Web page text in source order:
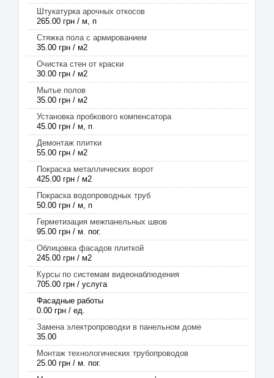
Штукатурка арочных откосов
265.00 грн / м, п
Стяжка пола с армированием
35.00 грн / м2
Очистка стен от краски
30.00 грн / м2
Мытье полов
35.00 грн / м2
Установка пробкового компенсатора
45.00 грн / м, п
Демонтаж плитки
55.00 грн / м2
Покраска металлических ворот
425.00 грн / м2
Покраска водопроводных труб
50.00 грн / м, п
Герметизация межпанельных швов
95.00 грн / м. пог.
Облицовка фасадов плиткой
245.00 грн / м2
Курсы по системам видеонаблюдения
705.00 грн / услуга
Фасадные работы
0.00 грн / ед.
Замена электропроводки в панельном доме
35.00
Монтаж технологических трубопроводов
25.00 грн / м. пог.